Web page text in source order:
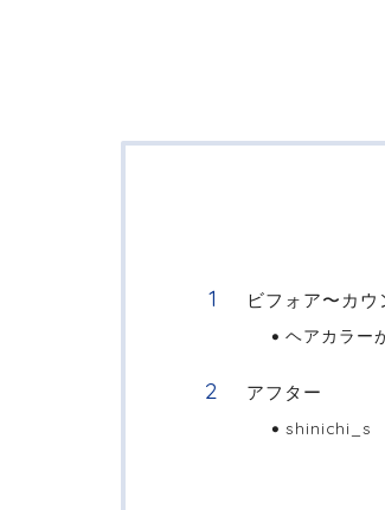
ビフォア〜カウ
ヘアカラー
アフター
shinichi_s